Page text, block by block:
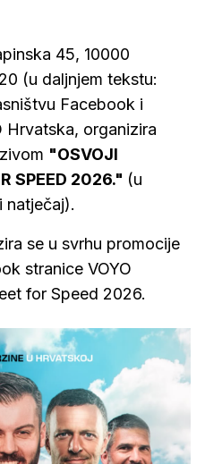
45, 10000
(u daljnjem tekstu:
Facebook i
Hrvatska, organizira
"OSVOJI
SPEED 2026." (u
natječaj).
se u svrhu promocije
stranice VOYO
for Speed 2026.